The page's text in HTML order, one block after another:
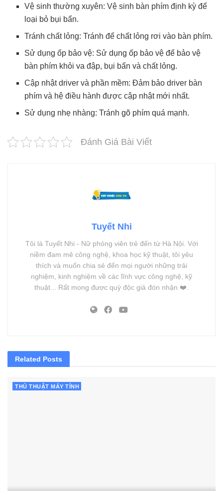
Vệ sinh thường xuyên: Vệ sinh bàn phím định kỳ để
loại bỏ bụi bẩn.
Tránh chất lỏng: Tránh để chất lỏng rơi vào bàn phím.
Sử dụng ốp bảo vệ: Sử dụng ốp bảo vệ để bảo vệ
bàn phím khỏi va đập, bụi bẩn và chất lỏng.
Cập nhật driver và phần mềm: Đảm bảo driver bàn
phím và hệ điều hành được cập nhật mới nhất.
Sử dụng nhẹ nhàng: Tránh gõ phím quá mạnh.
Đánh Giá Bài Viết
Tuyết Nhi
Tôi là Tuyết Nhi - Nữ phóng viên trẻ đến từ Hà Nội. Với
niềm đam mê công nghệ, khoa học kỹ thuật, tôi yêu
thích và muốn chia sẻ đến mọi người những trải
nghiệm, kinh nghiệm về các lĩnh vực công nghệ, kỹ
thuật... Rất mong được quý độc giả đón nhận ❤️.
Related Posts
THỦ THUẬT MÁY TÍNH